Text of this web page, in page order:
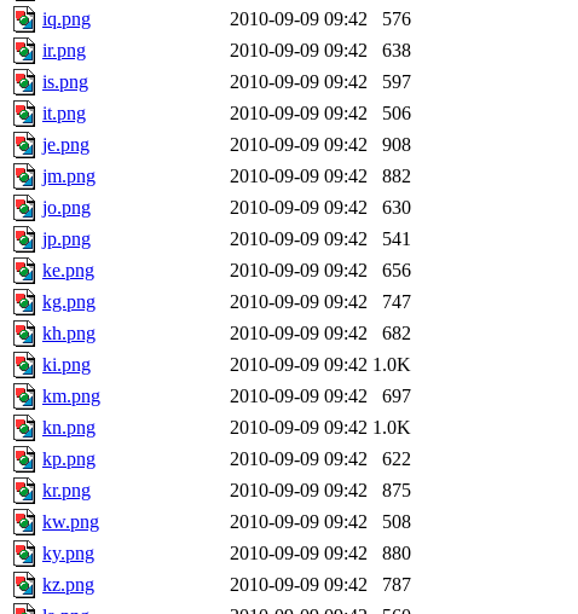
iq.png
2010-09-09 09:42
576
ir.png
2010-09-09 09:42
638
is.png
2010-09-09 09:42
597
it.png
2010-09-09 09:42
506
je.png
2010-09-09 09:42
908
jm.png
2010-09-09 09:42
882
jo.png
2010-09-09 09:42
630
jp.png
2010-09-09 09:42
541
ke.png
2010-09-09 09:42
656
kg.png
2010-09-09 09:42
747
kh.png
2010-09-09 09:42
682
ki.png
2010-09-09 09:42 1.0K
km.png
2010-09-09 09:42
697
kn.png
2010-09-09 09:42 1.0K
kp.png
2010-09-09 09:42
622
kr.png
2010-09-09 09:42
875
kw.png
2010-09-09 09:42
508
ky.png
2010-09-09 09:42
880
kz.png
2010-09-09 09:42
787